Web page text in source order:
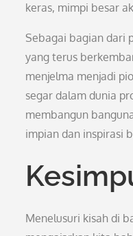
keras, mimpi besar
Sebagai bagian dari
yang terus
menjelma menjadi
segar dalam dunia
membangun
impian dan inspirasi
Menelusuri kisah di